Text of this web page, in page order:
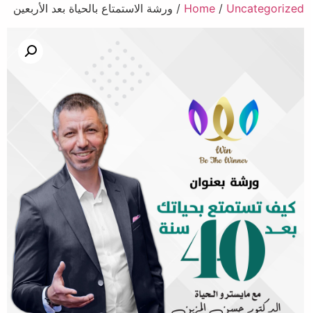
Home / Uncategorized / ورشة الاستمتاع بالحياة بعد الأربعين​